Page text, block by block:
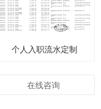
个人入职流水定制
在线咨询